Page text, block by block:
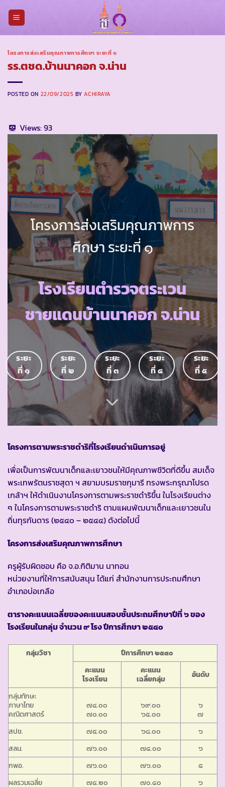
โครงการส่งเสริมคุณภาพการศึกษา ระยะที่ ๑
รร.ตชด.บ้านนาคอก จ.น่าน
POSTED ON 22/09/2025 BYACHIRAYA
Views:93
โครงการส่งเสริมคุณภาพการ
ศึกษา ระยะที่ ๑
โรงเรียนตำรวจตระเวน
ชายแดนบ้านนาคอก จ.น่าน
ระยะ
ที่ ๑
ระยะ
ที่ ๒
ระยะ
ที่ ๓
ระยะ
ที่ ๔
ระยะ
ที่ ๕
โครงการตามพระราชดำริที่โรงเรียนดำเนินการอยู่
เพื่อเป็นการพัฒนาเด็กและเยาวชนให้มีคุณภาพชีวิตที่ดีขึ้น สมเด็จ
พระเทพรัตนราชสุดา ฯ สยามบรมราชกุมารี ทรงพระกรุณาโปรด
เกล้าฯ ให้ดำเนินงานโครงการตามพระราชดำริขึ้น ในโรงเรียนต่าง
ๆ ในโครงการตามพระราชดำริ ตามแผนพัฒนาเด็กและเยาวชนใน
ถิ่นทุรกันดาร (๒๕๔๐ – ๒๕๔๔) ดังต่อไปนี้
โครงการส่งเสริมคุณภาพการศึกษา
ครูผู้รับผิดชอบ คือ จ.อ.กิติมาน นาทอน
หน่วยงานที่ให้การสนับสนุน ได้แก่ สำนักงานการประถมศึกษา
อำเภอบ่อเกลือ
ตารางคะแนนเฉลี่ยของคะแนนสอบชั้นประถมศึกษาปีที่ ๖ ของ
โรงเรียนในกลุ่ม จำนวน ๙ โรง ปีการศึกษา ๒๕๔๐
กลุ่มวิชา
ปีการศึกษา ๒๕๔๐
คะแนน
โรงเรียน
คะแนน
เฉลี่ยกลุ่ม
อันดับ
กลุ่มทักษะ
ภาษาไทย
คณิตศาสตร์
๗๔.๐๐
๗๐.๐๐
๖๙.๐๐
๖๕.๐๐
๖
๗
สปช.
๗๕.๐๐ ๖๘.๐๐
๖
สลน.
๗๖.๐๐ ๗๔.๐๐
๖
กพอ.
๗๖.๐๐ ๗๖.๐๐
๕
ผลรวมเฉลี่ย
๗๔.๒๐ ๗๐.๔๐ ๖